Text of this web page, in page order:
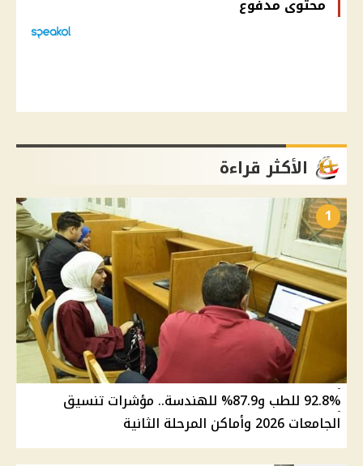
محتوى مدفوع
الأكثر قراءة
1
92.8% للطب و87.9% للهندسة.. مؤشرات تنسيق
الجامعات 2026 وأماكن المرحلة الثانية